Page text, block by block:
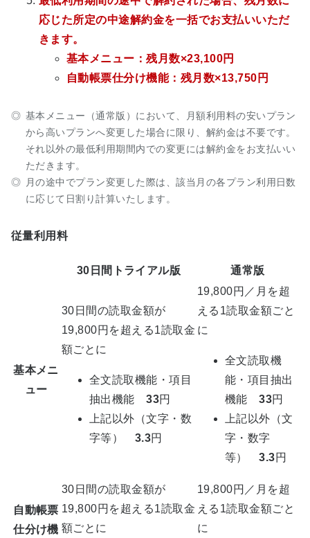
応じた所定の中途解約金を一括でお支払いいただ
きます。
基本メニュー：残月数×23,100円
自動帳票仕分け機能：残月数×13,750円
基本メニュー（通常版）において、月額利用料の安いプラン
から高いプランへ変更した場合に限り、解約金は不要です。
それ以外の最低利用期間内での変更には解約金をお支払いい
ただきます。
月の途中でプラン変更した際は、該当月の各プラン利用日数
に応じて日割り計算いたします。
従量利用料
30日間トライアル版 通常版
基本メニ
ュー
30日間の読取金額が
19,800円を超える1読取金
額ごとに
全文読取機能・項目
抽出機能33円
上記以外（文字・数
字等） 3.3円
19,800円／月を超
える1読取金額ごと
に
全文読取機
能・項目抽出
機能33円
上記以外（文
字・数字
等）3.3円
自動帳票
仕分け機
30日間の読取金額が
19,800円を超える1読取金
額ごとに
19,800円／月を超
える1読取金額ごと
に